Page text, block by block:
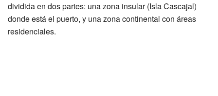
dividida en dos partes: una zona insular (Isla Cascajal)
donde está el puerto, y una zona continental con áreas
residenciales.